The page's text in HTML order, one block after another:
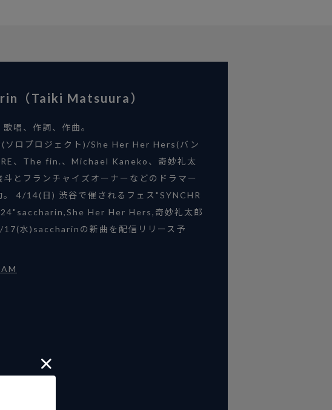
（Taiki Matsuura）
歌唱、作詞、作曲。
ソロプロジェクト)/She Her Her Hers(バン
、The fin.、Michael Kaneko、奇妙礼太
斗とフランチャイズオーナーなどのドラマー
。 4/14(日) 渋谷で催されるフェス"SYNCHR
Her Her Hers,奇妙礼太郎
17(水)saccharinの新曲を配信リリース予